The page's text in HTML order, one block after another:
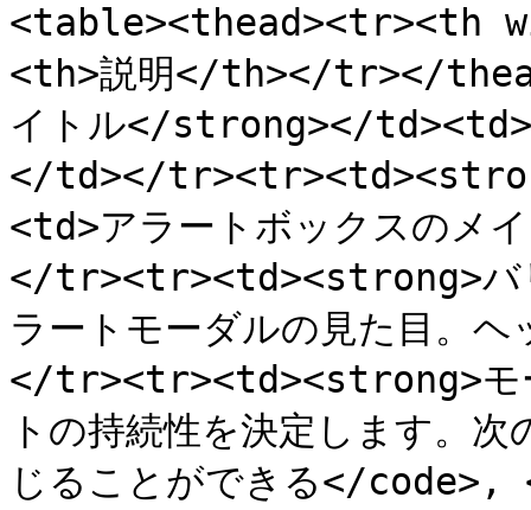
<table><thead><tr><th
<th>説明</th></tr></
イトル</strong></td><td>
</td></
<td>アラートボックスのメ
</tr><tr><td><strong>バ
ラートモーダルの見た目。
</tr><tr><td><strong>モ
トの持続性を決定します。
じることができる</code>,